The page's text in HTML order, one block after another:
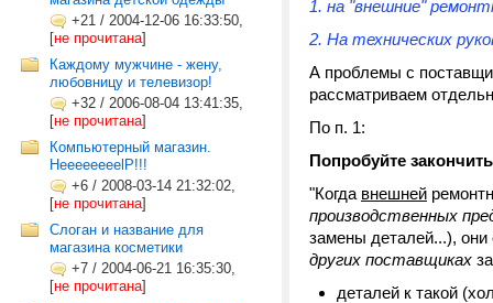
+21 / 2004-12-06 16:33:50,
[не прочитана]
Каждому мужчине - жену,
любовницу и телевизор!
+32 / 2006-08-04 13:41:35,
[не прочитана]
Компьютерный магазин.
HeeeeeeeelP!!!
+6 / 2008-03-14 21:32:02,
[не прочитана]
Слоган и название для
магазина косметики
+7 / 2004-06-21 16:35:30,
[не прочитана]
1. на "внешние"
2. На технических
А проблемы с
рассматриваем
По п. 1:
Попробуйте
"Когда внешней
производственных
замены деталей...),
других поставщиках
деталей к такой